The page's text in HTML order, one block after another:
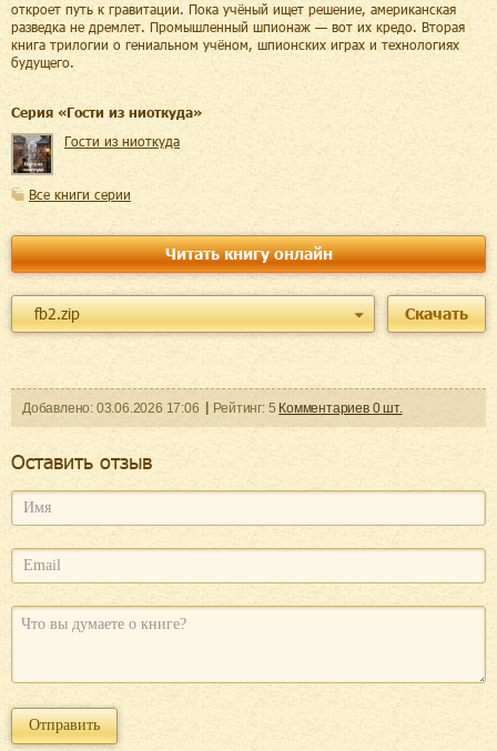
откроет путь к гравитации. Пока учёный ищет решение, американская
разведка не дремлет. Промышленный шпионаж — вот их кредо. Вторая
книга трилогии о гениальном учёном, шпионских играх и технологиях
будущего.
Cерия «Гости из ниоткуда»
Гости из ниоткуда
Все книги серии
Читать книгу онлайн
fb2.zip Скачать
Добавленo: 03.06.2026 17:06 Рейтинг: 5 Комментариев 0шт.
Оcтавить отзыв